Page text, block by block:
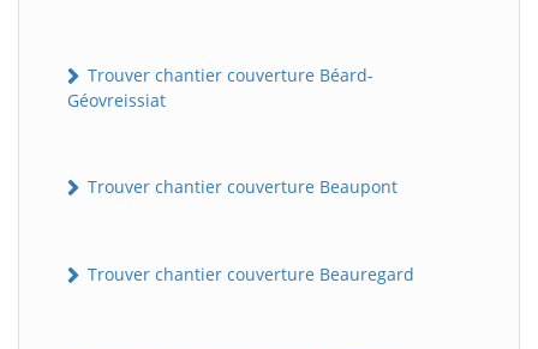
Trouver chantier couverture Béard-
Géovreissiat
Trouver chantier couverture Beaupont
Trouver chantier couverture Beauregard